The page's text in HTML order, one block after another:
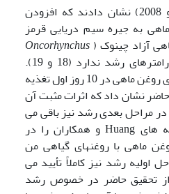
Huang و همکاران (2007 و 2008) نشان دادند که افزودن
به جیره سیم دریایی قرمز
آزاد چینوک ( Oncorhynchus
) تأثیری بر پارامترهای رشد ندارد (18 و 19).
استفاده از روغن کانولا به جای روغن ماهی در 10 روز اول تغذیه
نشان داد که اثرات مثبت آن
در مراحل بعدی رشد نیز باقی می
ماند. نتایج این تحقیق یافته های Huang و همکاران را در
ماهی با روغنهای گیاهی من
اولیه رشد نیز کاملاً تأیید می
تحقیق حاضر در خصوص رشد